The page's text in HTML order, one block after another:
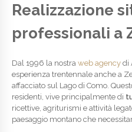
Realizzazione
professionali a
Dal 1996 la nostra web agency di
esperienza trentennale anche a
affacciato sul Lago di Como.
residenti, vive principalmente di
ricettive, agriturismi e attività
paesaggio montano che